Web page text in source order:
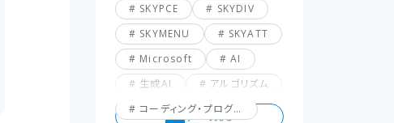
SKYPCE
SKYDIV
SKYMENU
SKYATT
Microsoft
AI
生成AI
アルゴリズム
コーディング・プログラミング